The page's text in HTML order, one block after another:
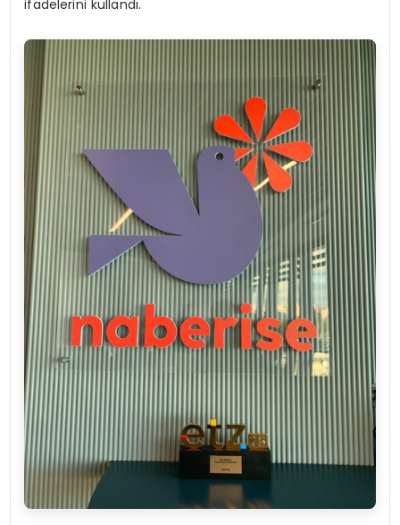
ifadelerini kullandı.